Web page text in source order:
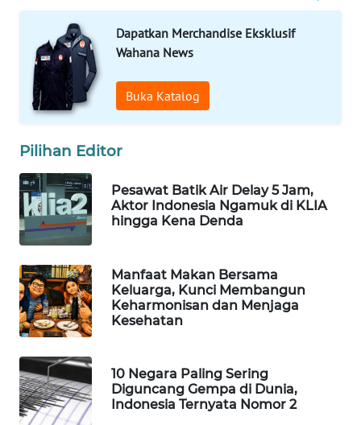
Dapatkan Merchandise Eksklusif
Wahana News
Buka Katalog
Pilihan Editor
Pesawat Batik Air Delay 5 Jam,
Aktor Indonesia Ngamuk di KLIA
hingga Kena Denda
Manfaat Makan Bersama
Keluarga, Kunci Membangun
Keharmonisan dan Menjaga
Kesehatan
10 Negara Paling Sering
Diguncang Gempa di Dunia,
Indonesia Ternyata Nomor 2
NEWS
WAHANA
TANI
WAHANA
ADVOKAT
WAHANA
INFRASTRUKTUR
WAHANA
WAHANA
LISTRIK
WAHANA
TRAVEL